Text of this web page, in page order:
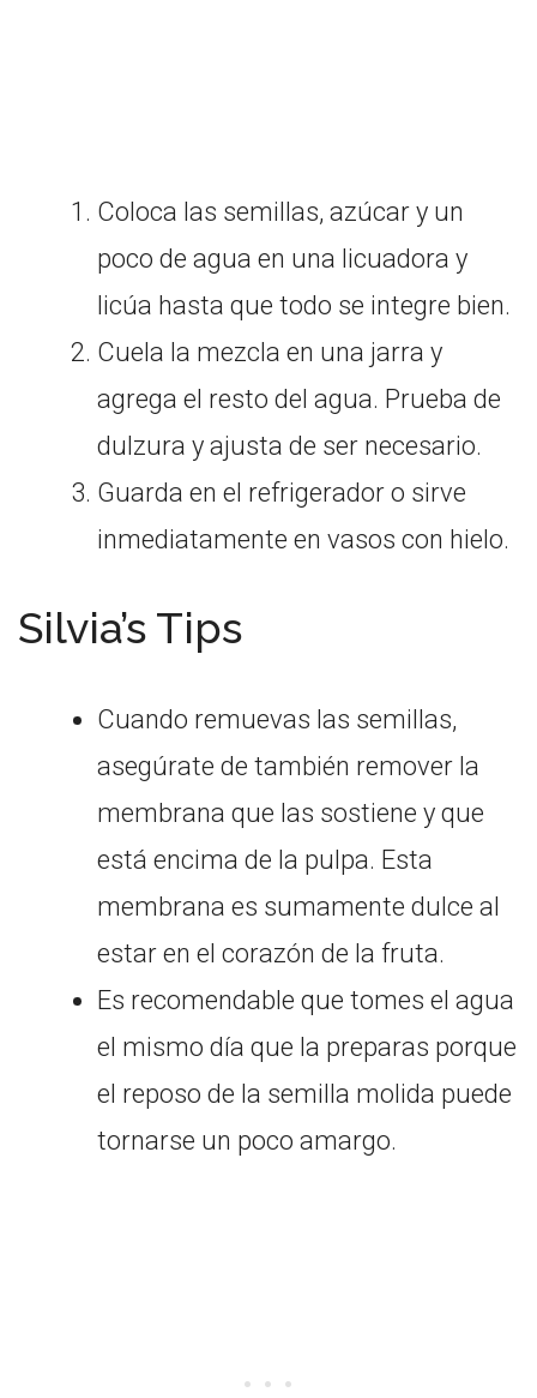
Coloca las semillas, azúcar y un
poco de agua en una licuadora y
licúa hasta que todo se integre bien.
Cuela la mezcla en una jarra y
agrega el resto del agua. Prueba de
dulzura y ajusta de ser necesario.
Guarda en el refrigerador o sirve
inmediatamente en vasos con hielo.
Silvia’s Tips
Cuando remuevas las semillas,
asegúrate de también remover la
membrana que las sostiene y que
está encima de la pulpa. Esta
membrana es sumamente dulce al
estar en el corazón de la fruta.
Es recomendable que tomes el agua
el mismo día que la preparas porque
el reposo de la semilla molida puede
tornarse un poco amargo.